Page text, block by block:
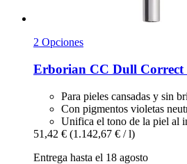
2 Opciones
Erborian CC Dull Correct
Para pieles cansadas y sin
Con pigmentos violetas
Unifica el tono de la piel al
51,42 € (1.142,67 € / l)
Entrega hasta el 18 agosto